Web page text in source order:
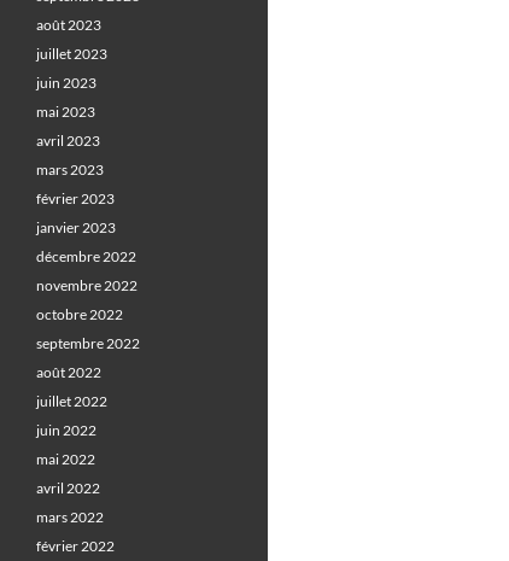
août 2023
juillet 2023
juin 2023
mai 2023
avril 2023
mars 2023
février 2023
janvier 2023
décembre 2022
novembre 2022
octobre 2022
septembre 2022
août 2022
juillet 2022
juin 2022
mai 2022
avril 2022
mars 2022
février 2022